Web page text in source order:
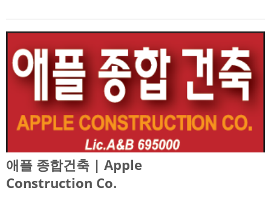
애플 종합건축 | Apple
Construction Co.